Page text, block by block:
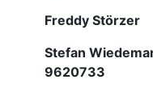
Freddy Störzer
Stefan
9620733